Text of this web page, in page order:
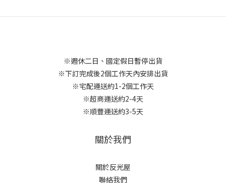
※週休二日、國定假日暫停出貨
※下訂完成後2個工作天內安排出貨
※宅配運送約1-2個工作天
※超商運送約2-4天
※順豐運送約3-5天
關於我們
關於反光屋
聯絡我們